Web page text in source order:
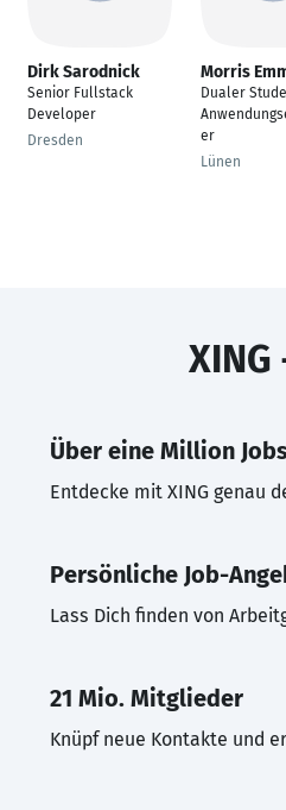
Dirk Sarodnick
Senior Fullstack
Developer
Dresden
Morris
Dualer
er
Lünen
Über eine Million
Entdecke mit XING genau
Persönliche Job-
Lass Dich finden von
21 Mio. Mitglieder
Knüpf neue Kontakte und